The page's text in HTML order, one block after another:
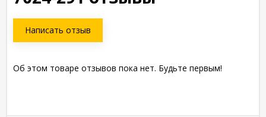
Написать отзыв
Об этом товаре отзывов пока нет. Будьте первым!